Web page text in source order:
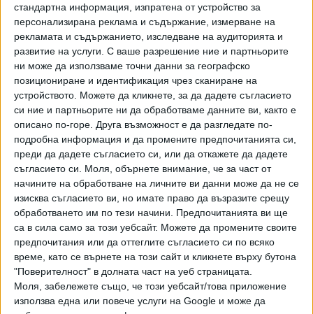
стандартна информация, изпратена от устройство за
персонализирана реклама и съдържание, измерване на
рекламата и съдържанието, изследване на аудиторията и
развитие на услуги. С ваше разрешение ние и партньорите
ни може да използваме точни данни за географско
позициониране и идентификация чрез сканиране на
устройството. Можете да кликнете, за да дадете съгласието
си ние и партньорите ни да обработваме данните ви, както е
описано по-горе. Друга възможност е да разгледате по-
подробна информация и да промените предпочитанията си,
преди да дадете съгласието си, или да откажете да дадете
съгласието си.
Моля, обърнете внимание, че за част от
начините на обработване на личните ви данни може да не се
изисква съгласието ви, но имате право да възразите срещу
обработването им по тези начини. Предпочитанията ви ще
са в сила само за този уебсайт. Можете да промените своите
предпочитания или да оттеглите съгласието си по всяко
време, като се върнете на този сайт и кликнете върху бутона
"Поверителност" в долната част на уеб страницата.
Моля, забележете също, че този уебсайт/това приложение
използва една или повече услуги на Google и може да
„Юрий Венелин“.
-улица „Сан Стефано“от булевард „Цариградско
шосе“ до булевард „Янко Сакъзов“.
-улица „Ангел Кънчев“ от улица „Уилям Гладстон“ до
площад „Гарибалди“.
Спирането на движението и паркирането на автомобили
по тях е пилотен проект на инициативата „Зелени улици“
и е част от политиката на Столичната община за повече
място за хората в града, по-чист въздух и цялостна
грижа за околната среда, съобразена с новите
реалности, наложени от Covid-19.
Проектът предвижда обособяването на пешеходни зони
от петък в 19:30 часа до 18 часа в неделя за периодаот
17 юли до 22 септември.
Заварените паркирани коли ще бъдат премествани от
Центъра за градска мобилност в непосредствена
близост. Живущите на тези улици, които имат стикер за